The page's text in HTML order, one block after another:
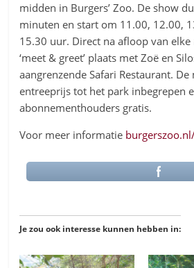
midden in Burgers’ Zoo. De show
minuten en start om 11.00, 12.00,
15.30 uur. Direct na afloop van
‘meet & greet’ plaats met Zoë en
aangrenzende Safari Restaurant.
entreeprijs tot het park inbegrepen
abonnementhouders gratis.
Voor meer informatie
Je zou ook interesse kunnen hebben in: